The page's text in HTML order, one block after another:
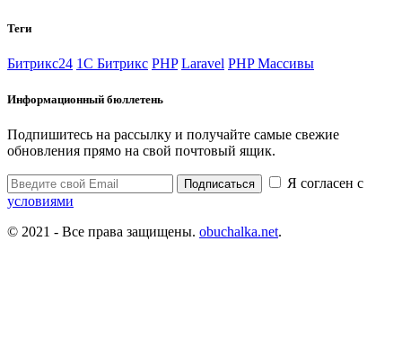
Теги
Битрикс24 1С Битрикс PHP Laravel PHP Массивы
Информационный бюллетень
Подпишитесь на рассылку и получайте самые свежие
обновления прямо на свой почтовый ящик.
Подписаться
Я согласен с
условиями
© 2021 - Все права защищены. obuchalka.net.